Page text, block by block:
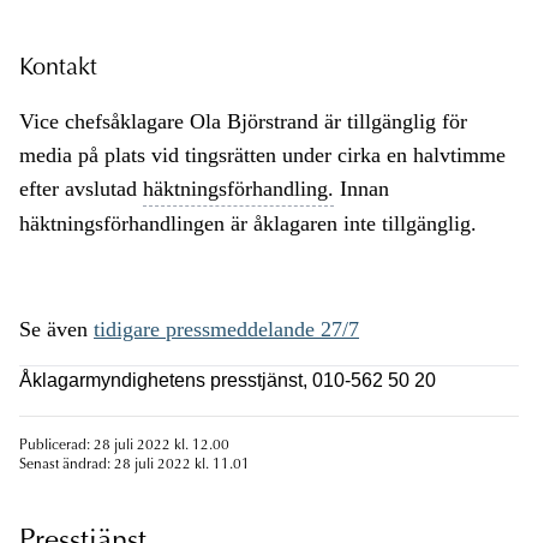
Kontakt
Vice chefsåklagare Ola Björstrand är tillgänglig för
media på plats vid tingsrätten under cirka en halvtimme
efter avslutad häktningsförhandling. Innan
häktningsförhandlingen är åklagaren inte tillgänglig.
Se även tidigare pressmeddelande 27/7
Åklagarmyndighetens presstjänst, 010-562 50 20
Publicerad: 28 juli 2022 kl. 12.00
Senast ändrad: 28 juli 2022 kl. 11.01